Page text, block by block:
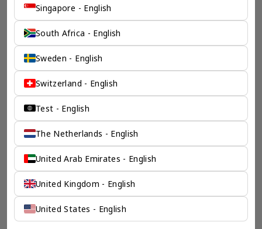
一个全服务咨询公司为您
保驾护航
奕资环球是您值得信赖的海外合作伙伴。我们是香港伦敦奕资
咨询有限公司的零售咨询部门，这是一家总部位于香港的全球
咨询机构，接触世界50个市场，约占全球GDP的72%。
凭借其战略优势，我们可以将客户与全球市场的机遇联系起
来，并为21个行业的客户提供服务。
了解香港伦敦奕资咨询有限公司 >
Singapore - English
South Africa - English
Sweden - English
Switzerland - English
Test - English
The Netherlands - English
United Arab Emirates - English
United Kingdom - English
United States - English